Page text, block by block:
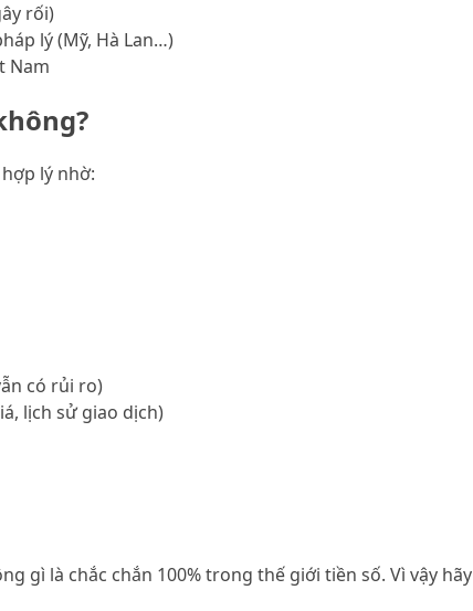
rối)
lý (Mỹ, Hà Lan…)
Nam
lý nhờ:
có rủi ro)
lịch sử giao dịch)
gì là chắc chắn 100% trong thế giới tiền số. Vì vậy hãy